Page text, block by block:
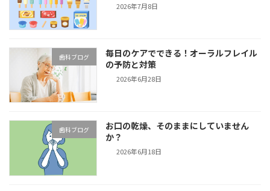
2026年7月8日
歯科ブログ
毎日のケアでできる！オーラルフレイル
の予防と対策
2026年6月28日
歯科ブログ
お口の乾燥、そのままにしていません
か？
2026年6月18日